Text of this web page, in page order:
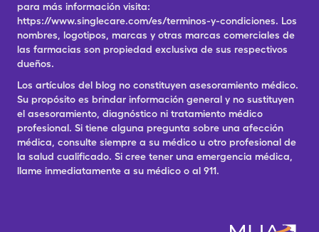
para más información visita:
https://www.singlecare.com/es/terminos-y-condiciones. Los
nombres, logotipos, marcas y otras marcas comerciales de
las farmacias son propiedad exclusiva de sus respectivos
dueños.
Los artículos del blog no constituyen asesoramiento médico.
Su propósito es brindar información general y no sustituyen
el asesoramiento, diagnóstico ni tratamiento médico
profesional. Si tiene alguna pregunta sobre una afección
médica, consulte siempre a su médico u otro profesional de
la salud cualificado. Si cree tener una emergencia médica,
llame inmediatamente a su médico o al 911.